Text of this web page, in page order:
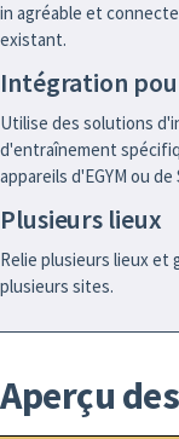
in agréable et
existant.
Intégration
Utilise des solutions
d'entraînement
appareils d'EGYM ou
Plusieurs lieux
Relie plusieurs lieux
plusieurs sites.
Aperçu